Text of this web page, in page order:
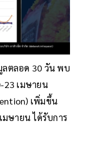
ลตลอด 30 วัน พบ
23 เมษายน
เพิ่มขึ้น
มษายน ได้รับการ